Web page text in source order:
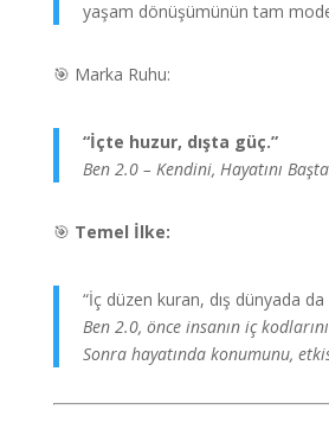
yaşam dönüşümünün tam
🎯 Marka Ruhu:
“İçte huzur, dışta güç.”
Ben 2.0 – Kendini, Hayatını
🎯 Temel İlke:
“İç düzen kuran, dış dünyada
Ben 2.0, önce insanın iç
Sonra hayatında konumunu,